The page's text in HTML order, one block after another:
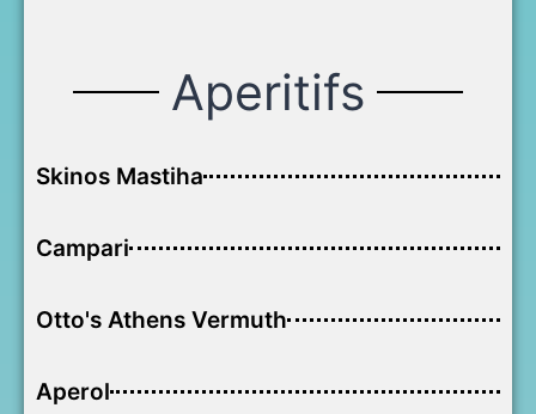
Aperitifs
Skinos Mastiha
Campari
Otto's Athens Vermuth
Aperol